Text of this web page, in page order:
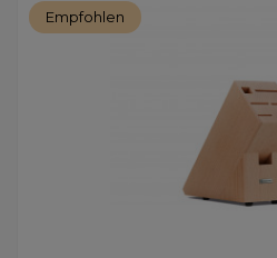
Empfohlen